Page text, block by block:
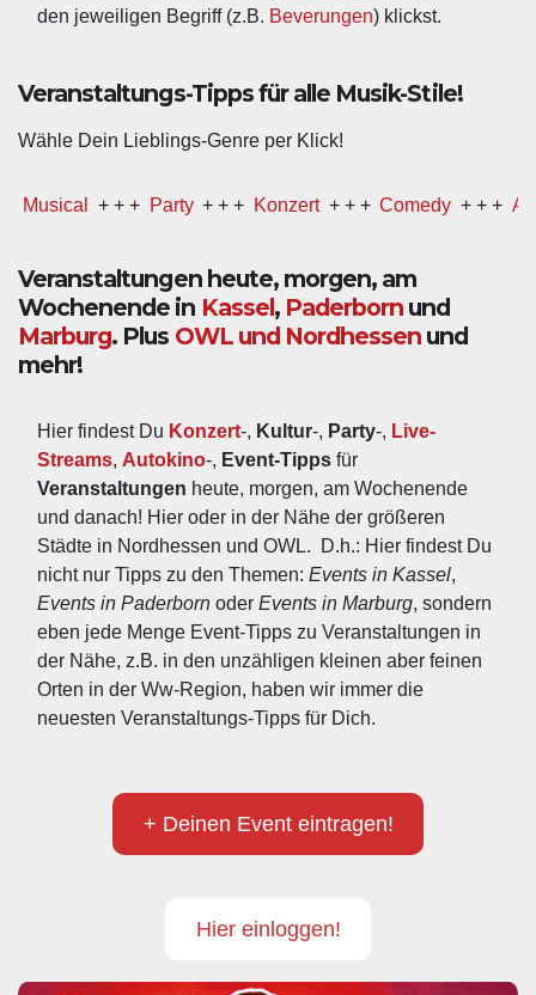
den jeweiligen Begriff (z.B. Beverungen) klickst.
Veranstaltungs-Tipps für alle Musik-Stile!
Wähle Dein Lieblings-Genre per Klick!
+ + + Party + + + Konzert + + + Comedy + + +
Veranstaltungen heute, morgen, am
Wochenende in Kassel, Paderborn und
Marburg. Plus OWL und Nordhessen und
mehr!
Hier findest Du Konzert-, Kultur-, Party-, Live-
Streams, Autokino-, Event-Tipps
Veranstaltungen heute, morgen, am Wochenende
und danach! Hier oder in der Nähe der größeren
Städte in Nordhessen und OWL.  D.h.: Hier findest Du
nicht nur Tipps zu den Themen: Events in Kassel
Events in Paderborn oder Events in Marburg, sondern
eben jede Menge Event-Tipps zu Veranstaltungen in
der Nähe, z.B. in den unzähligen kleinen aber feinen
Orten in der Ww-Region, haben wir immer die
neuesten Veranstaltungs-Tipps für Dich.
+ Deinen Event eintragen!
Hier einloggen!